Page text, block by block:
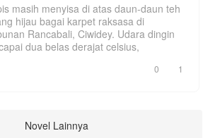
masih menyisa di atas daun-daun teh
hijau bagai karpet raksasa di
Rancabali, Ciwidey. Udara dingin
dua belas derajat celsius,
0 1
Novel Lainnya